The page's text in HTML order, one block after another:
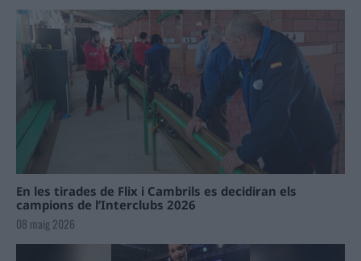
En les tirades de Flix i Cambrils es decidiran els
campions de l’Interclubs 2026
08 maig 2026